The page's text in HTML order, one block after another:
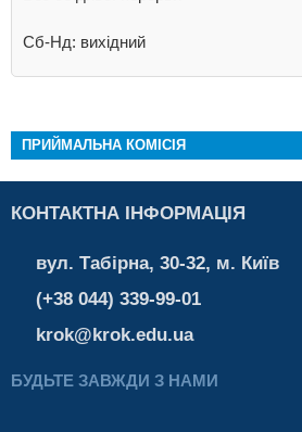
Сб-Нд: вихідний
ПРИЙМАЛЬНА КОМІСІЯ
КОНТАКТНА ІНФОРМАЦІЯ
вул. Табірна, 30-32, м. Київ
(+38 044) 339-99-01
krok@krok.edu.ua
БУДЬТЕ ЗАВЖДИ З НАМИ